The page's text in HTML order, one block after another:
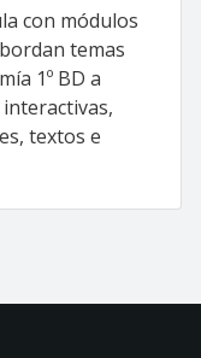
con módulos
temas
1º BD a
textos e